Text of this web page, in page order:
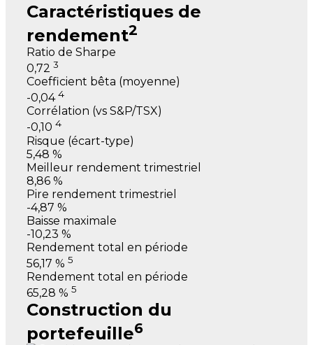
Caractéristiques de
rendement2
Ratio de Sharpe
0,723
Coefficient bêta (moyenne)
-0,044
Corrélation (vs S&P/TSX)
-0,104
Risque (écart-type)
5,48 %
Meilleur rendement trimestriel
8,86 %
Pire rendement trimestriel
-4,87 %
Baisse maximale
-10,23 %
Rendement total en période
56,17 %5
Rendement total en période
65,28 %5
Construction du
portefeuille6